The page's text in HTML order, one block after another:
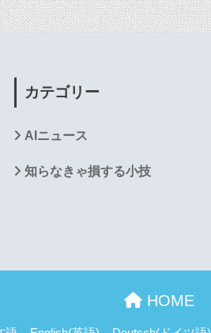
カテゴリー
AIニュース
知らなきゃ損する小技
HOME